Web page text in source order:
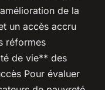
de la
un accès accru
réformes
de vie** des
Pour évaluer